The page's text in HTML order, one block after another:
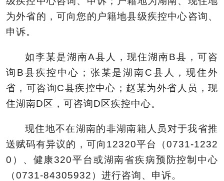
为外省的，可向您的户籍地县级疾控中心咨询、
申诉。
如李某是湖南A县人，现住湖南B县，可咨
询B县疾控中心；张某是湖南C县人，现住外
省，可咨询C县疾控中心；赵某为外省人员，现
住湖南D区，可咨询D区疾控中心。
现住地不在湖南的非湖南籍人员对于我省推
送赋码有异议的，可向12320平台（0731-1232
0）、健康320平台或湖南省疾病预防控制中心
（0731-84305932）进行咨询、申诉。